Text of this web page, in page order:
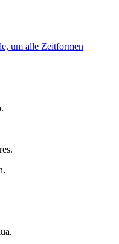
um alle Zeitformen